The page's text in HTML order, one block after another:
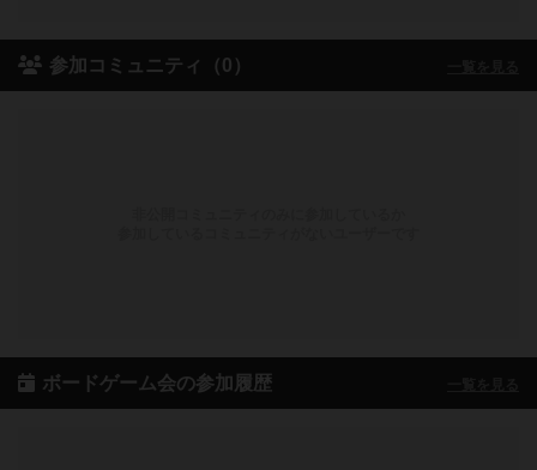
参加コミュニティ（0）
ボードゲーム会の参加履歴